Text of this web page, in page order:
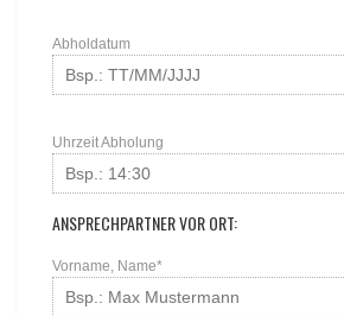
Abholdatum
Uhrzeit Abholung
ANSPRECHPARTNER VOR ORT:
Vorname, Name*